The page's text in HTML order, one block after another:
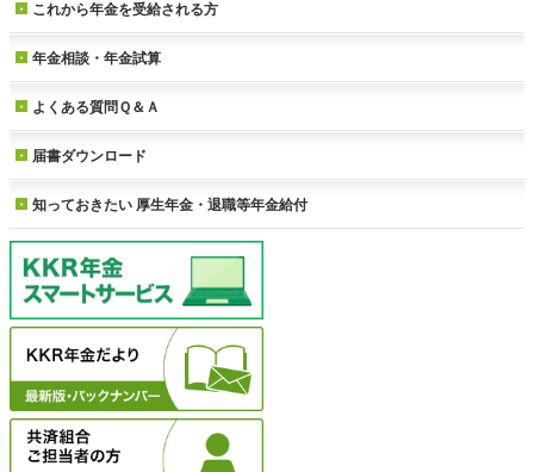
これから年金を受給される方
年金相談・年金試算
よくある質問Ｑ＆Ａ
届書ダウンロード
知っておきたい 厚生年金・退職等年金給付